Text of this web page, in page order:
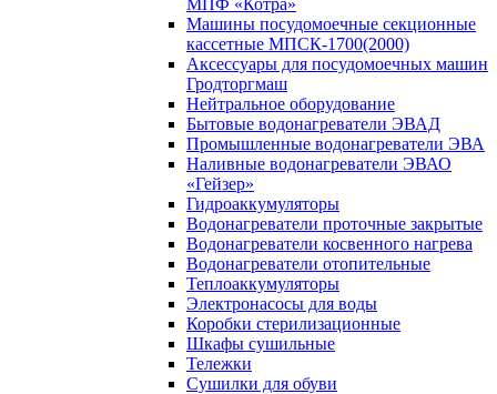
МПФ «Котра»
Машины посудомоечные секционные
кассетные МПСК-1700(2000)
Аксессуары для посудомоечных машин
Гродторгмаш
Нейтральное оборудование
Бытовые водонагреватели ЭВАД
Промышленные водонагреватели ЭВА
Наливные водонагреватели ЭВАО
«Гейзер»
Гидроаккумуляторы
Водонагреватели проточные закрытые
Водонагреватели косвенного нагрева
Водонагреватели отопительные
Теплоаккумуляторы
Электронасосы для воды
Коробки стерилизационные
Шкафы сушильные
Тележки
Сушилки для обуви